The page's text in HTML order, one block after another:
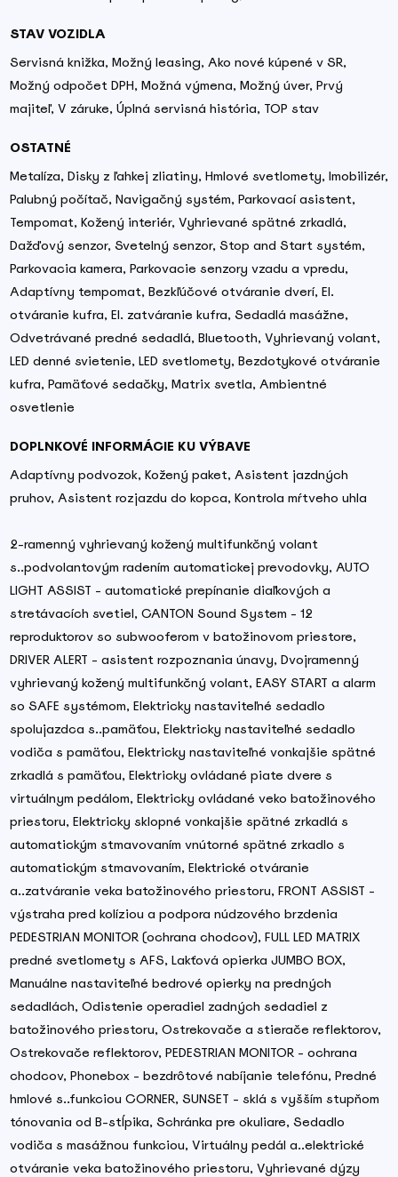
STAV VOZIDLA
Servisná knižka, Možný leasing, Ako nové kúpené v SR,
Možný odpočet DPH, Možná výmena, Možný úver, Prvý
majiteľ, V záruke, Úplná servisná história, TOP stav
OSTATNÉ
Metalíza, Disky z ľahkej zliatiny, Hmlové svetlomety, Imobilizér,
Palubný počítač, Navigačný systém, Parkovací asistent,
Tempomat, Kožený interiér, Vyhrievané spätné zrkadlá,
Dažďový senzor, Svetelný senzor, Stop and Start systém,
Parkovacia kamera, Parkovacie senzory vzadu a vpredu,
Adaptívny tempomat, Bezkľúčové otváranie dverí, El.
otváranie kufra, El. zatváranie kufra, Sedadlá masážne,
Odvetrávané predné sedadlá, Bluetooth, Vyhrievaný volant,
LED denné svietenie, LED svetlomety, Bezdotykové otváranie
kufra, Pamäťové sedačky, Matrix svetla, Ambientné
osvetlenie
DOPLNKOVÉ INFORMÁCIE KU VÝBAVE
Adaptívny podvozok, Kožený paket, Asistent jazdných
pruhov, Asistent rozjazdu do kopca, Kontrola mŕtveho uhla
2-ramenný vyhrievaný kožený multifunkčný volant
s..podvolantovým radením automatickej prevodovky, AUTO
LIGHT ASSIST - automatické prepínanie diaľkových a
stretávacích svetiel, CANTON Sound System - 12
reproduktorov so subwooferom v batožinovom priestore,
DRIVER ALERT - asistent rozpoznania únavy, Dvojramenný
vyhrievaný kožený multifunkčný volant, EASY START a alarm
so SAFE systémom, Elektricky nastaviteľné sedadlo
spolujazdca s..pamäťou, Elektricky nastaviteľné sedadlo
vodiča s pamäťou, Elektricky nastaviteľné vonkajšie spätné
zrkadlá s pamäťou, Elektricky ovládané piate dvere s
virtuálnym pedálom, Elektricky ovládané veko batožinového
priestoru, Elektricky sklopné vonkajšie spätné zrkadlá s
automatickým stmavovaním vnútorné spätné zrkadlo s
automatickým stmavovaním, Elektrické otváranie
a..zatváranie veka batožinového priestoru, FRONT ASSIST -
výstraha pred kolíziou a podpora núdzového brzdenia
PEDESTRIAN MONITOR (ochrana chodcov), FULL LED MATRIX
predné svetlomety s AFS, Lakťová opierka JUMBO BOX,
Manuálne nastaviteľné bedrové opierky na predných
sedadlách, Odistenie operadiel zadných sedadiel z
batožinového priestoru, Ostrekovače a stierače reflektorov,
Ostrekovače reflektorov, PEDESTRIAN MONITOR - ochrana
chodcov, Phonebox - bezdrôtové nabíjanie telefónu, Predné
hmlové s..funkciou CORNER, SUNSET - sklá s vyšším stupňom
tónovania od B-stĺpika, Schránka pre okuliare, Sedadlo
vodiča s masážnou funkciou, Virtuálny pedál a..elektrické
otváranie veka batožinového priestoru, Vyhrievané dýzy